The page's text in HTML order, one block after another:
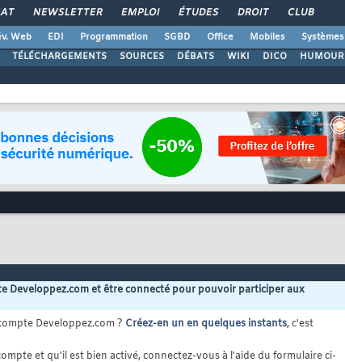
NEWSLETTER EMPLOI ÉTUDES DROIT CLUB
Web EDI Programmation SGBD Office Mobiles
Systèmes
TÉLÉCHARGEMENTS SOURCES DÉBATS WIKI DICO HUMOUR
Developpez.com et être connecté pour pouvoir participer aux
Developpez.com ? Créez-en un en quelques instants, c'est
et qu'il est bien activé, connectez-vous à l'aide du formulaire ci-